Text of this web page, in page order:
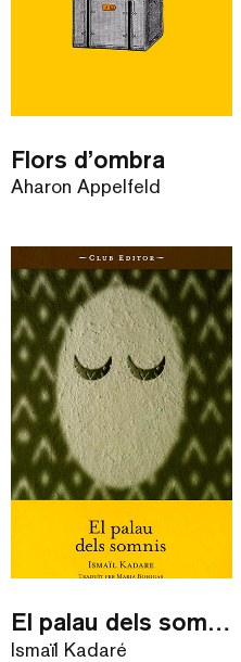
Flors d’ombra
Aharon Appelfeld
El palau dels somnis
Ismaïl Kadaré